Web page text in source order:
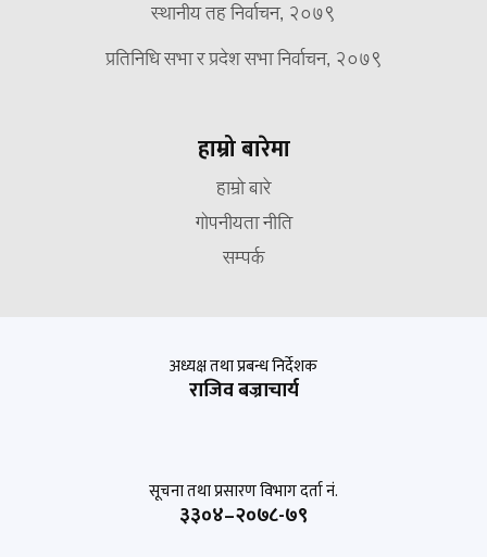
स्थानीय तह निर्वाचन, २०७९
प्रतिनिधि सभा र प्रदेश सभा निर्वाचन, २०७९
हाम्रो बारेमा
हाम्रो बारे
गोपनीयता नीति
सम्पर्क
अध्यक्ष तथा प्रबन्ध निर्देशक
राजिव बज्राचार्य
सूचना तथा प्रसारण विभाग दर्ता नं.
३३०४–२०७८-७९